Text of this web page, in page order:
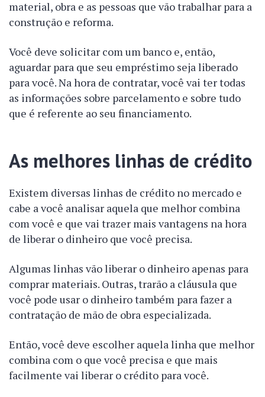
material, obra e as pessoas que vão trabalhar para a
construção e reforma.
Você deve solicitar com um banco e, então,
aguardar para que seu empréstimo seja liberado
para você. Na hora de contratar, você vai ter todas
as informações sobre parcelamento e sobre tudo
que é referente ao seu financiamento.
As melhores linhas de crédito
Existem diversas linhas de crédito no mercado e
cabe a você analisar aquela que melhor combina
com você e que vai trazer mais vantagens na hora
de liberar o dinheiro que você precisa.
Algumas linhas vão liberar o dinheiro apenas para
comprar materiais. Outras, trarão a cláusula que
você pode usar o dinheiro também para fazer a
contratação de mão de obra especializada.
Então, você deve escolher aquela linha que melhor
combina com o que você precisa e que mais
facilmente vai liberar o crédito para você.